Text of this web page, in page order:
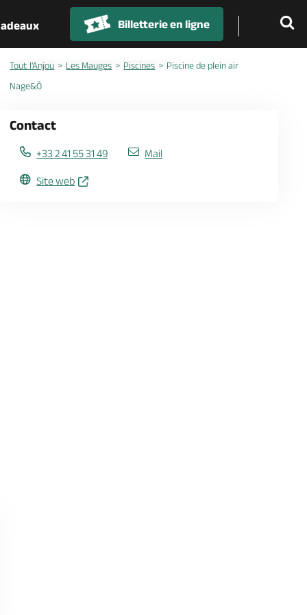
Billetterie en ligne
Tout l'Anjou Les Mauges Piscines
Piscine de plein air
Nage&Ô
Contact
+33 2 41 55 31 49 Mail
Site web